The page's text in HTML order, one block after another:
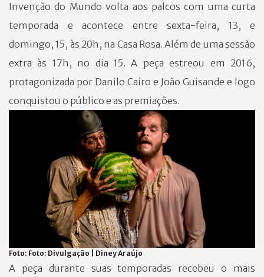
Invenção do Mundo volta aos palcos com uma curta
temporada e acontece entre sexta-feira, 13, e
domingo, 15, às 20h, na Casa Rosa. Além de uma sessão
extra às 17h, no dia 15. A peça estreou em 2016,
protagonizada por Danilo Cairo e João Guisande e logo
conquistou o público e as premiações.
Foto: Foto: Divulgação | Diney Araújo
A peça durante suas temporadas recebeu o mais